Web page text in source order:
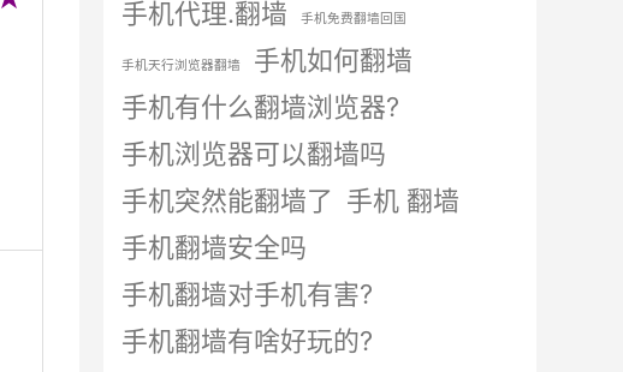
手机代理.翻墙
手机免费翻墙回国
手机天行浏览器翻墙
手机如何翻墙
手机有什么翻墙浏览器?
手机浏览器可以翻墙吗
手机突然能翻墙了 手机 翻墙
手机翻墙安全吗
手机翻墙对手机有害?
手机翻墙有啥好玩的?